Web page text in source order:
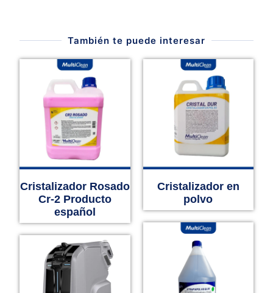
También te puede interesar
Cristalizador Rosado
Cr-2 Producto
español
Cristalizador en
polvo